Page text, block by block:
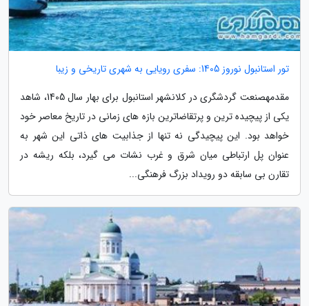
تور استانبول نوروز 1405: سفری رویایی به شهری تاریخی و زیبا
مقدمهصنعت گردشگری در کلانشهر استانبول برای بهار سال 1405، شاهد
یکی از پیچیده ترین و پرتقاضاترین بازه های زمانی در تاریخ معاصر خود
خواهد بود. این پیچیدگی نه تنها از جذابیت های ذاتی این شهر به
عنوان پل ارتباطی میان شرق و غرب نشات می گیرد، بلکه ریشه در
تقارن بی سابقه دو رویداد بزرگ فرهنگی...